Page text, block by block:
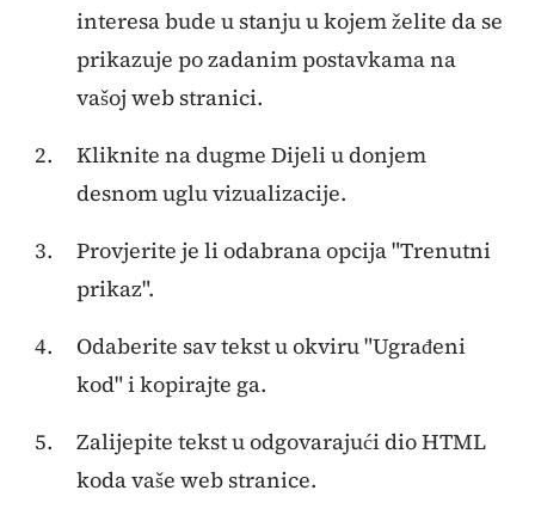
interesa bude u stanju u kojem želite da se
prikazuje po zadanim postavkama na
vašoj web stranici.
Kliknite na dugme Dijeli u donjem
desnom uglu vizualizacije.
Provjerite je li odabrana opcija "Trenutni
prikaz".
Odaberite sav tekst u okviru "Ugrađeni
kod" i kopirajte ga.
Zalijepite tekst u odgovarajući dio HTML
koda vaše web stranice.